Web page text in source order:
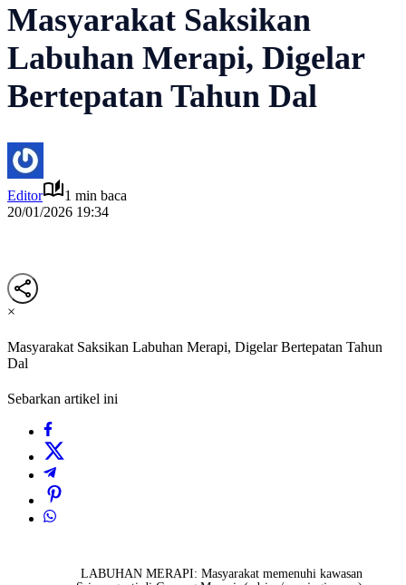
Masyarakat Saksikan
Labuhan Merapi, Digelar
Bertepatan Tahun Dal
Editor
1 min baca
20/01/2026 19:34
×
Masyarakat Saksikan Labuhan Merapi, Digelar Bertepatan Tahun
Dal
Sebarkan artikel ini
LABUHAN MERAPI: Masyarakat memenuhi kawasan